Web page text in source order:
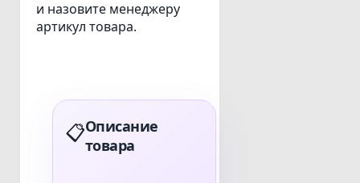
и назовите менеджеру
артикул товара.
📋Описание
товара